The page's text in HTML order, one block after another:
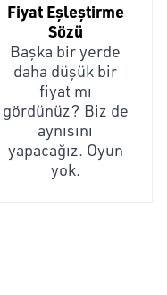
Fiyat Eşleştirme
Sözü
Başka bir yerde
daha düşük bir
fiyat mı
gördünüz? Biz de
aynısını
yapacağız. Oyun
yok.